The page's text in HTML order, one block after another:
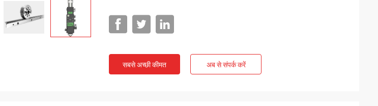
सबसे अच्छी कीमत अब से संपर्क करें